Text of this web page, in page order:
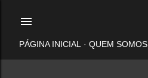
PÁGINA INICIAL QUEM SOMOS